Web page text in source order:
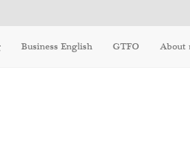
Business English GTFO About